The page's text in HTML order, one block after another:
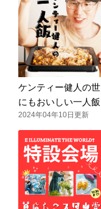
ケンティー健人の世
にもおいしい一人飯
2024年04年10日更新